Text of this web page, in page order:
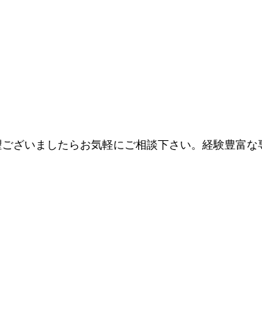
ざいましたらお気軽にご相談下さい。経験豊富